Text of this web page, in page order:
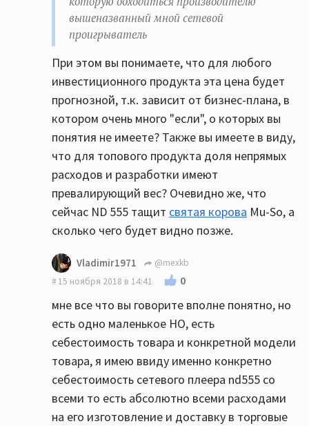
вышеназванный мной сетевой
проигрыватель
При этом вы понимаете, что для любого
инвестиционного продукта эта цена будет
прогнозной, т.к. зависит от бизнес-плана, в
котором очень много "если", о которых вы
понятия не имеете? Также вы имеете в виду,
что для топового продукта доля непрямых
расходов и разработки имеют
превалирующий вес? Очевидно же, что
сейчас ND 555 тащит святая корова Mu-So, а
сколько чего будет видно позже.
Vladimir1971
@mexkb
15 ноября 2018 в 14:41
0
мне все что вы говорите вполне понятно, но
есть одно маленькое НО, есть
себестоимость товара и конкретной модели
товара, я имею ввиду именно конкретно
себестоимость сетевого плеера nd555 со
всеми то есть абсолютно всеми расходами
на его изготовление и доставку в торговые